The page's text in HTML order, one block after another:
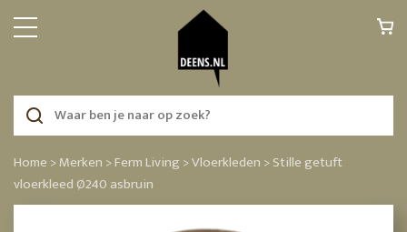
Home >Merken >Ferm Living >Vloerkleden >Stille getuft
vloerkleed Ø240 asbruin